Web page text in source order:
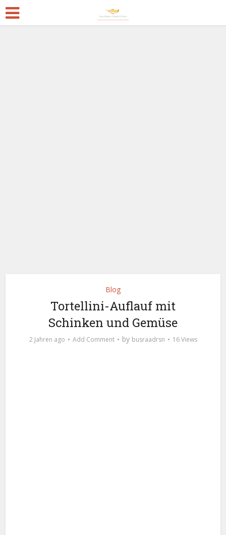
Blog
Tortellini-Auflauf mit
Schinken und Gemüse
2 Jahren ago Add Comment by busraadrsn 16 Views